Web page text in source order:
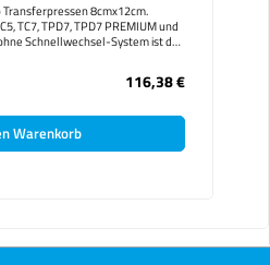
8cmx12cm.
TC7, TPD7, TPD7 PREMIUM und
Schnellwechsel-System ist das
mit Schnellwechsler
Schnellwechsler sind die
der kleinstmöglichen Fläche. So
Transfers geschont.
116,38 €
Warenkorb